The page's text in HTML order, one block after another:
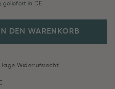
geliefert in DE
IN DEN WARENKORB
Widerrufsrecht